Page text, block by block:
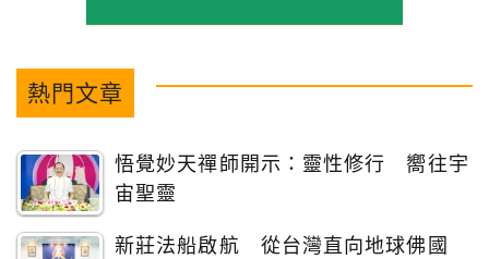
熱門文章
悟覺妙天禪師開示：靈性修行 嚮往宇
宙聖靈
新莊法船啟航 從台灣直向地球佛國